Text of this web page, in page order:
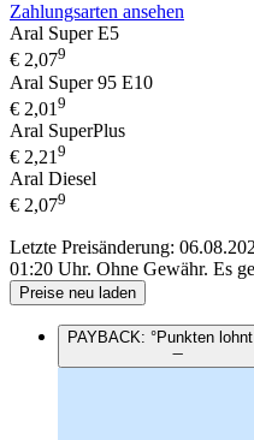
Zahlungsarten ansehen
Aral Super E5
€ 2,079
Aral Super 95 E10
€ 2,01 9
Aral SuperPlus
€ 2,219
Aral Diesel
€ 2,079
Letzte Preisänderung:
01:20 Uhr. Ohne Gewähr. Es
Preise neu laden
PAYBACK: °Punkten